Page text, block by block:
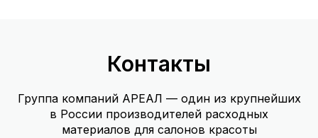
Контакты
Группа компаний АРЕАЛ — один из крупнейших
в России производителей расходных
материалов для салонов красоты